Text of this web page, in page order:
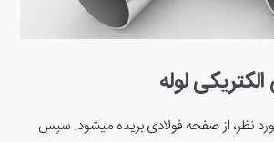
لوله
نظر، از صفحه فولادی بریده میشود. سپس